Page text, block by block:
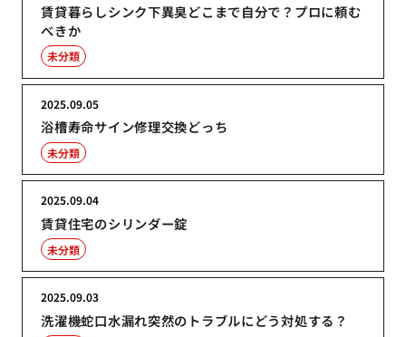
賃貸暮らしシンク下異臭どこまで自分で？プロに頼む
べきか
未分類
浴槽寿命サイン修理交換どっち
2025.09.05
未分類
賃貸住宅のシリンダー錠
2025.09.04
未分類
洗濯機蛇口水漏れ突然のトラブルにどう対処する？
2025.09.03